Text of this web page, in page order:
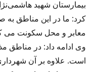
بیمارستان شهید
کرد: ما در این مناطق
معابر و محل سکونت می
است. علاوه بر آن